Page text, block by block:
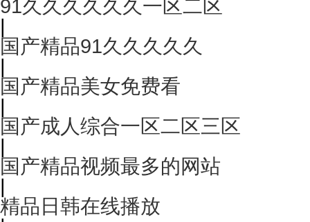
91久久久久久久一区二区
|
国产精品91久久久久久
|
国产精品美女免费看
|
国产成人综合一区二区三区
|
国产精品视频最多的网站
|
精品日韩在线播放